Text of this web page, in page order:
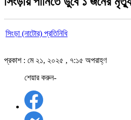
সিংড়া (নাটোর) প্রতিনিধি
প্রকাশ : মে ২১, ২০২৫ , ৭:১৫ অপরাহ্ণ
শেয়ার করুন-